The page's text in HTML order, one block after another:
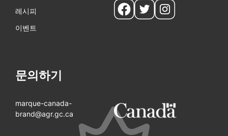
레시피
이벤트
문의하기
marque-canada-
brand@agr.gc.ca
Social